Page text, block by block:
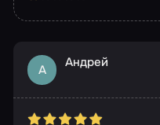
А Андрей